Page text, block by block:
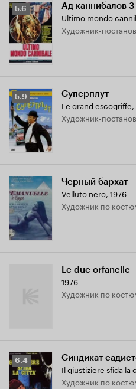
Рейтинг
Кинопоиска
5.6
5.6 Ад каннибалов 3
Ultimo mondo
Художник-
Рейтинг
Кинопоиска
5.9
5.9 Суперплут
Le grand escogriffe,
Художник-
Черный бархат
Velluto nero, 1976
Художник по
Le due orfanelle
1976
Художник по
Рейтинг
Кинопоиска
6.4
6.4 Синдикат
Il giustiziere sfida la
Художник по